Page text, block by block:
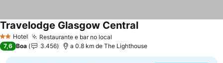
2 Estrelas
Hotel Restaurante e bar no local
Travelodge Glasgow Central
7,6 Boa 3.456 a 0.8 km de The Lighthouse